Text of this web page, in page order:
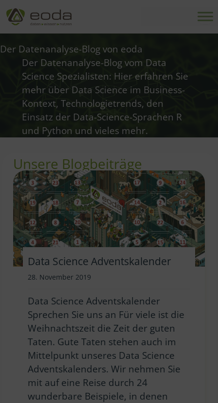
Zum
Inhalt
springen
Der Datenanalyse-Blog von eoda
Der Datenanalyse-Blog vom Data
Science Spezialisten: Hier erfahren Sie
mehr über Data Science im Business-
Kontext, Technologietrends, den
Einsatz der Data-Science-Sprachen R
und Python und vieles mehr.
Unsere Blogbeiträge
Data Science Adventskalender
28. November 2019
Data Science Adventskalender
Sprechen Sie uns an Für viele ist die
Weihnachtszeit die Zeit der guten
Taten. Gute Taten stehen auch im
Mittelpunkt unseres Data Science
Adventskalenders. Wir nehmen Sie
mit auf eine Reise durch 24
wunderbare Beispiele, in denen